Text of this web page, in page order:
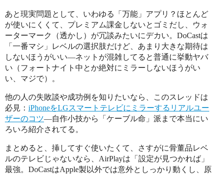
あと現実問題として、いわゆる「万能」アプリ？ほとんど
が使いにくくて、プレミアム課金しないとゴミだし、ウォ
ーターマーク（透かし）が冗談みたいにデカい。DoCastは
「一番マシ」レベルの選択肢だけど、あまり大きな期待は
しないほうがいい―ネットが混雑してると普通に挙動ヤバ
い（フォートナイト中とか絶対にミラーしないほうがい
い、マジで）。
他の人の失敗談や成功例を知りたいなら、このスレッドは
必見： iPhoneをLGスマートテレビにミラーするリアルユー
ザーのコツ―自作小技から「ケーブル命」派まで本当にい
ろいろ紹介されてる。
まとめると、挿してすぐ使いたくて、さすがに骨董品レベ
ルのテレビじゃないなら、AirPlayは「設定が見つかれば」
最強。DoCastはApple製以外では意外としっかり動くし、原